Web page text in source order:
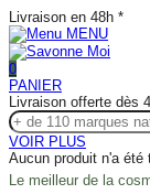
Livraison en 48h *
MENU
0
PANIER
Livraison offerte dès
VOIR PLUS
Aucun produit n'a été
Le meilleur de la